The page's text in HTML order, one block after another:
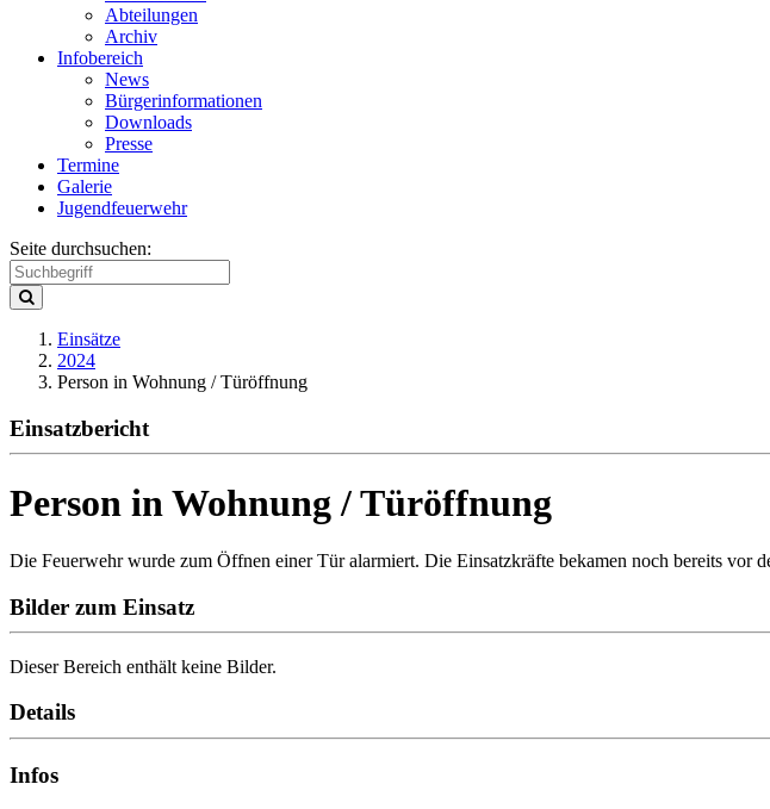
Abteilungen
Archiv
Infobereich
News
Bürgerinformationen
Downloads
Presse
Termine
Galerie
Jugendfeuerwehr
Seite durchsuchen:
Einsätze
2024
Person in Wohnung / Türöffnung
Einsatzbericht
Person in Wohnung / Türöffnung
Die Feuerwehr wurde zum Öffnen einer Tür alarmiert. Die Einsatzkräfte bekamen noch bereits
Bilder zum Einsatz
Dieser Bereich enthält keine Bilder.
Details
Infos